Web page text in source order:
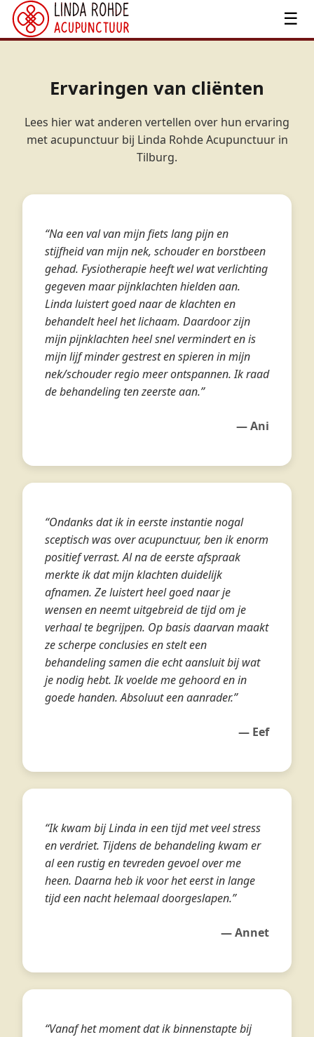
☰
Ervaringen van cliënten
Lees hier wat anderen vertellen over hun ervaring
met acupunctuur bij Linda Rohde Acupunctuur in
Tilburg.
“Na een val van mijn fiets lang pijn en
stijfheid van mijn nek, schouder en borstbeen
gehad. Fysiotherapie heeft wel wat verlichting
gegeven maar pijnklachten hielden aan.
Linda luistert goed naar de klachten en
behandelt heel het lichaam. Daardoor zijn
mijn pijnklachten heel snel vermindert en is
mijn lijf minder gestrest en spieren in mijn
nek/schouder regio meer ontspannen. Ik raad
de behandeling ten zeerste aan.”
— Ani
“Ondanks dat ik in eerste instantie nogal
sceptisch was over acupunctuur, ben ik enorm
positief verrast. Al na de eerste afspraak
merkte ik dat mijn klachten duidelijk
afnamen. Ze luistert heel goed naar je
wensen en neemt uitgebreid de tijd om je
verhaal te begrijpen. Op basis daarvan maakt
ze scherpe conclusies en stelt een
behandeling samen die echt aansluit bij wat
je nodig hebt. Ik voelde me gehoord en in
goede handen. Absoluut een aanrader.”
— Eef
“Ik kwam bij Linda in een tijd met veel stress
en verdriet. Tijdens de behandeling kwam er
al een rustig en tevreden gevoel over me
heen. Daarna heb ik voor het eerst in lange
tijd een nacht helemaal doorgeslapen.”
— Annet
“Vanaf het moment dat ik binnenstapte bij